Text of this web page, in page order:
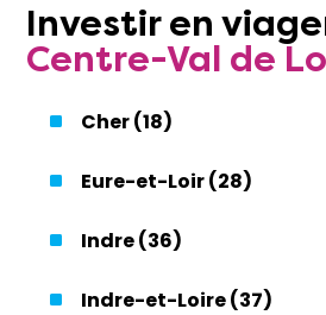
Investiren
Centre-Val de
Cher (18)
Eure-et-Loir (28)
Indre (36)
Indre-et-Loire (37)